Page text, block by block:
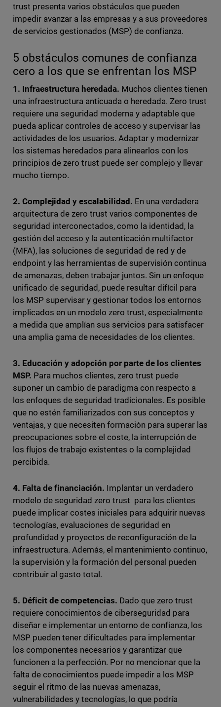
trust presenta varios obstáculos que pueden
impedir avanzar a las empresas y a sus proveedores
de servicios gestionados (MSP) de confianza.
5 obstáculos comunes de confianza
cero a los que se enfrentan los MSP
1. Infraestructura heredada. Muchos clientes tienen
una infraestructura anticuada o heredada. Zero trust
requiere una seguridad moderna y adaptable que
pueda aplicar controles de acceso y supervisar las
actividades de los usuarios. Adaptar y modernizar
los sistemas heredados para alinearlos con los
principios de zero trust puede ser complejo y llevar
mucho tiempo.
2. Complejidad y escalabilidad. En una verdadera
arquitectura de zero trust varios componentes de
seguridad interconectados, como la identidad, la
gestión del acceso y la autenticación multifactor
(MFA), las soluciones de seguridad de red y de
endpoint y las herramientas de supervisión continua
de amenazas, deben trabajar juntos. Sin un enfoque
unificado de seguridad, puede resultar difícil para
los MSP supervisar y gestionar todos los entornos
implicados en un modelo zero trust, especialmente
a medida que amplían sus servicios para satisfacer
una amplia gama de necesidades de los clientes.
3. Educación y adopción por parte de los clientes
MSP. Para muchos clientes, zero trust puede
suponer un cambio de paradigma con respecto a
los enfoques de seguridad tradicionales. Es posible
que no estén familiarizados con sus conceptos y
ventajas, y que necesiten formación para superar las
preocupaciones sobre el coste, la interrupción de
los flujos de trabajo existentes o la complejidad
percibida.
4. Falta de financiación. Implantar un verdadero
modelo de seguridad zero trust para los clientes
puede implicar costes iniciales para adquirir nuevas
tecnologías, evaluaciones de seguridad en
profundidad y proyectos de reconfiguración de la
infraestructura. Además, el mantenimiento continuo,
la supervisión y la formación del personal pueden
contribuir al gasto total.
5. Déficit de competencias. Dado que zero trust
requiere conocimientos de ciberseguridad para
diseñar e implementar un entorno de confianza, los
MSP pueden tener dificultades para implementar
los componentes necesarios y garantizar que
funcionen a la perfección. Por no mencionar que la
falta de conocimientos puede impedir a los MSP
seguir el ritmo de las nuevas amenazas,
vulnerabilidades y tecnologías, lo que podría